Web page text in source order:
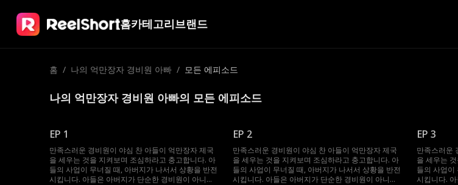
홈카테고리브랜드
홈 / 나의 억만장자 경비원 아빠 / 모든 에피소드
나의 억만장자 경비원 아빠의 모든 에피소드
EP 1
만족스러운 경비원이 야심 찬 아들이 억만장자 제국
을 세우는 것을 지켜보며 조심하라고 충고합니다. 아
들의 사업이 무너질 때, 아버지가 나서서 상황을 반전
시킵니다. 아들은 아버지가 단순한 경비원이 아니라
EP 2
만족스러운 경비원이 야심 찬 아들이 억만장자 제국
을 세우는 것을 지켜보며 조심하라고 충고합니다. 아
들의 사업이 무너질 때, 아버지가 나서서 상황을 반전
시킵니다. 아들은 아버지가 단순한 경비원이 아니라
EP 3
만족스러운
을 세우는
들의 사업이
시킵니다.